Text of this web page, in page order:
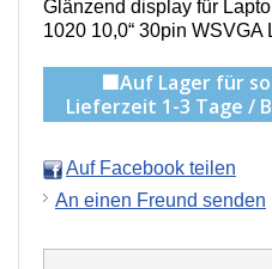
Glänzend display für
1020 10,0“ 30pin
🟩Auf Lager für
Lieferzeit 1-3 Tage /
Auf Facebook teilen
An einen Freund senden